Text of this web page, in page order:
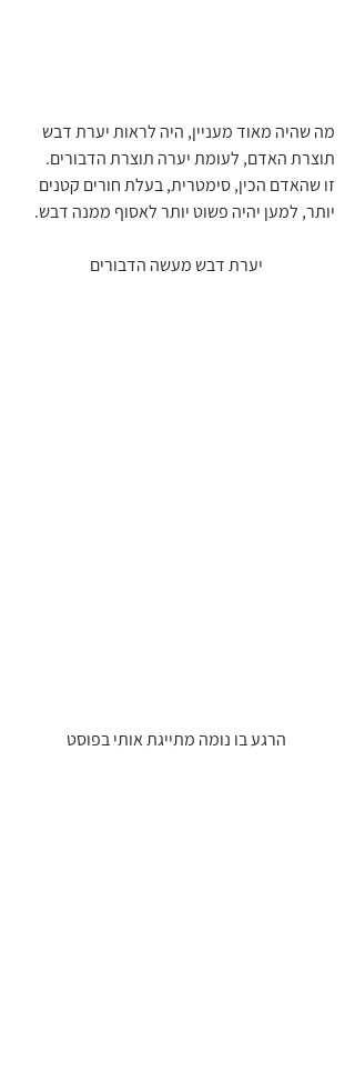
מה שהיה מאוד מעניין, היה לראות יערת דבש
תוצרת האדם, לעומת יערה תוצרת הדבורים.
זו שהאדם הכין, סימטרית, בעלת חורים קטנים
יותר, למען יהיה פשוט יותר לאסוף ממנה דבש.